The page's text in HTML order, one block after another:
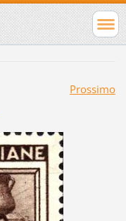
Prossimo